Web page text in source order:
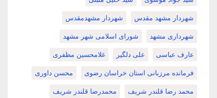
شهردار مشهد مقدس شهردار مشهدمقدس
شهرداری مشهد شورای اسلامی شهر مشهد
عارف عباسی علی دلگیر غلامحسین مظفری
فرمانده مرزبانی استان خراسان رضوی محسن داوری
محمد رضا قلندر شریف محمدرضا قلندر شریف